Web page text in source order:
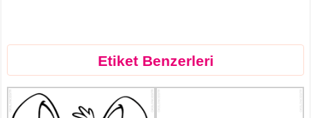
Etiket Benzerleri